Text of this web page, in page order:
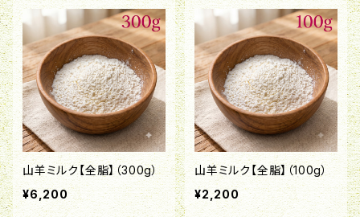
山羊ミルク【全脂】（300g）
¥6,200
山羊ミルク【全脂】（100g）
¥2,200